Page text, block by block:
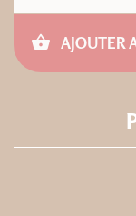
AJOUTER